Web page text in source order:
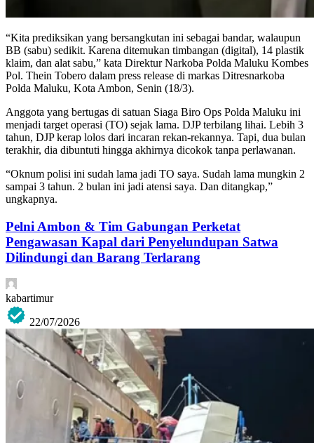
“Kita prediksikan yang bersangkutan ini sebagai bandar, walaupun
BB (sabu) sedikit. Karena ditemukan timbangan (digital), 14 plastik
klaim, dan alat sabu,” kata Direktur Narkoba Polda Maluku Kombes
Pol. Thein Tobero dalam press release di markas Ditresnarkoba
Polda Maluku, Kota Ambon, Senin (18/3).
Anggota yang bertugas di satuan Siaga Biro Ops Polda Maluku ini
menjadi target operasi (TO) sejak lama. DJP terbilang lihai. Lebih 3
tahun, DJP kerap lolos dari incaran rekan-rekannya. Tapi, dua bulan
terakhir, dia dibuntuti hingga akhirnya dicokok tanpa perlawanan.
“Oknum polisi ini sudah lama jadi TO saya. Sudah lama mungkin 2
sampai 3 tahun. 2 bulan ini jadi atensi saya. Dan ditangkap,”
ungkapnya.
Pelni Ambon & Tim Gabungan Perketat
Pengawasan Kapal dari Penyelundupan Satwa
Dilindungi dan Barang Terlarang
kabartimur
22/07/2026